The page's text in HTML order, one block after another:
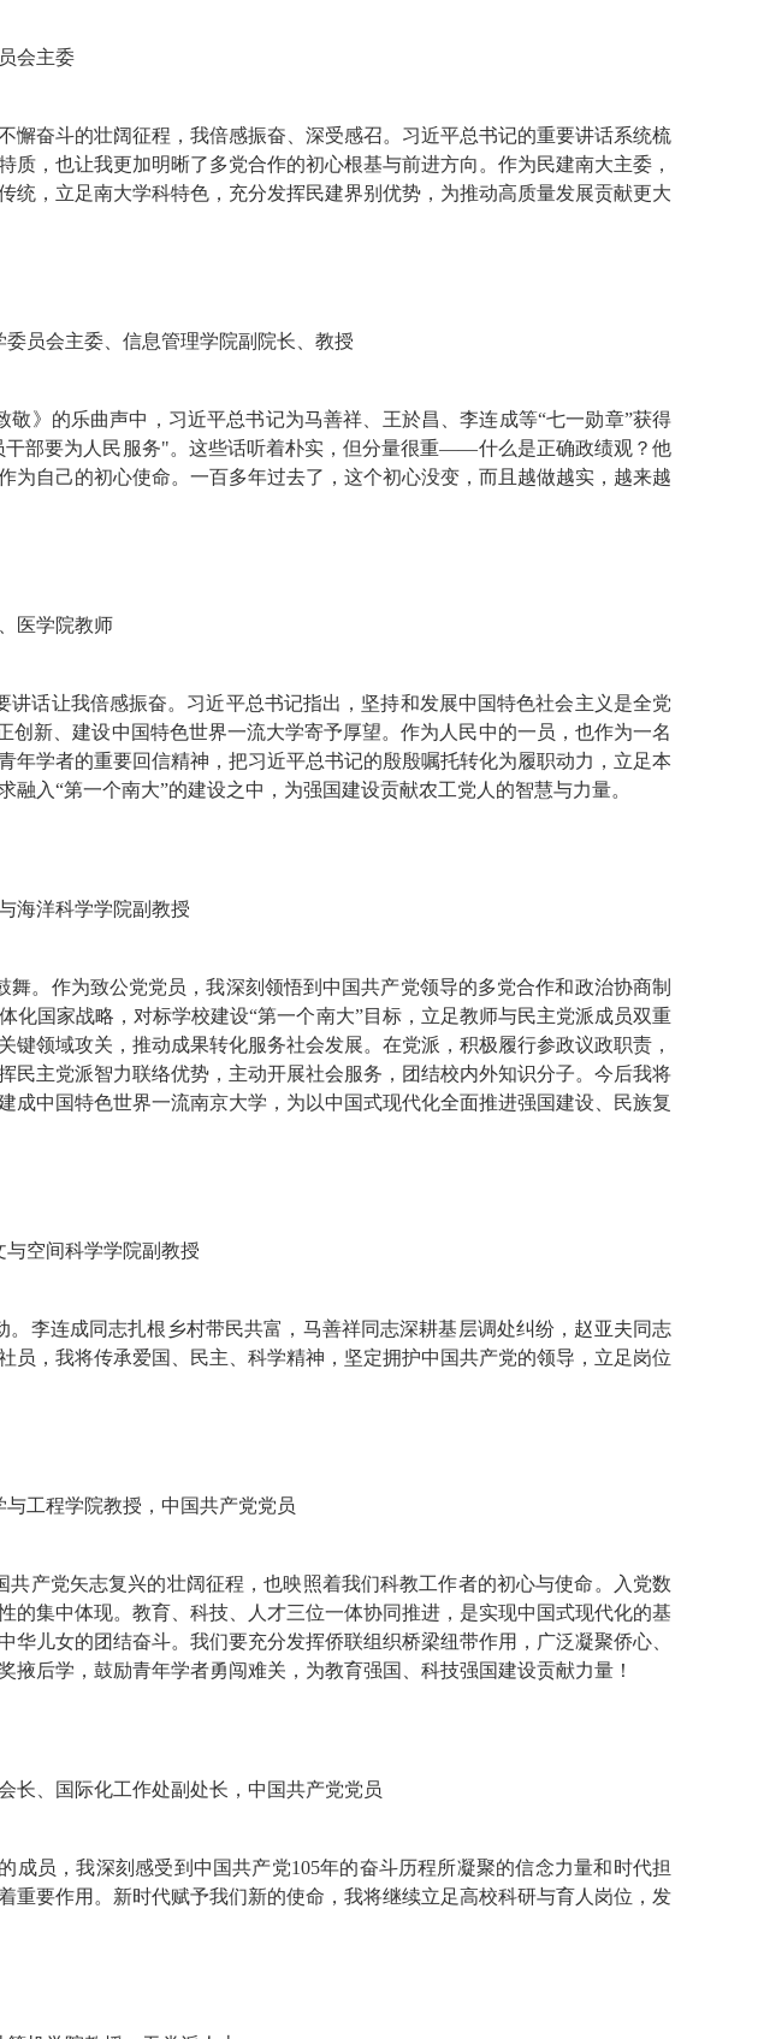
会主委
懈奋斗的壮阔征程，我倍感振奋、深受感召。习近平总书记的重要讲话系统梳
，也让我更加明晰了多党合作的初心根基与前进方向。作为民建南大主委，
，立足南大学科特色，充分发挥民建界别优势，为推动高质量发展贡献更大
员会主委、信息管理学院副院长、教授
》的乐曲声中，习近平总书记为马善祥、王於昌、李连成等“七一勋章”获得
部要为人民服务"。这些话听着朴实，但分量很重——什么是正确政绩观？他
自己的初心使命。一百多年过去了，这个初心没变，而且越做越实，越来越
医学院教师
话让我倍感振奋。习近平总书记指出，坚持和发展中国特色社会主义是全党
新、建设中国特色世界一流大学寄予厚望。作为人民中的一员，也作为一名
学者的重要回信精神，把习近平总书记的殷殷嘱托转化为履职动力，立足本
入“第一个南大”的建设之中，为强国建设贡献农工党人的智慧与力量。
海洋科学学院副教授
。作为致公党党员，我深刻领悟到中国共产党领导的多党合作和政治协商制
国家战略，对标学校建设“第一个南大”目标，立足教师与民主党派成员双重
领域攻关，推动成果转化服务社会发展。在党派，积极履行参政议政职责，
主党派智力联络优势，主动开展社会服务，团结校内外知识分子。今后我将
中国特色世界一流南京大学，为以中国式现代化全面推进强国建设、民族复
空间科学学院副教授
李连成同志扎根乡村带民共富，马善祥同志深耕基层调处纠纷，赵亚夫同志
，我将传承爱国、民主、科学精神，坚定拥护中国共产党的领导，立足岗位
工程学院教授，中国共产党党员
产党矢志复兴的壮阔征程，也映照着我们科教工作者的初心与使命。入党数
集中体现。教育、科技、人才三位一体协同推进，是实现中国式现代化的基
儿女的团结奋斗。我们要充分发挥侨联组织桥梁纽带作用，广泛凝聚侨心、
后学，鼓励青年学者勇闯难关，为教育强国、科技强国建设贡献力量！
长、国际化工作处副处长，中国共产党党员
员，我深刻感受到中国共产党105年的奋斗历程所凝聚的信念力量和时代担
要作用。新时代赋予我们新的使命，我将继续立足高校科研与育人岗位，发